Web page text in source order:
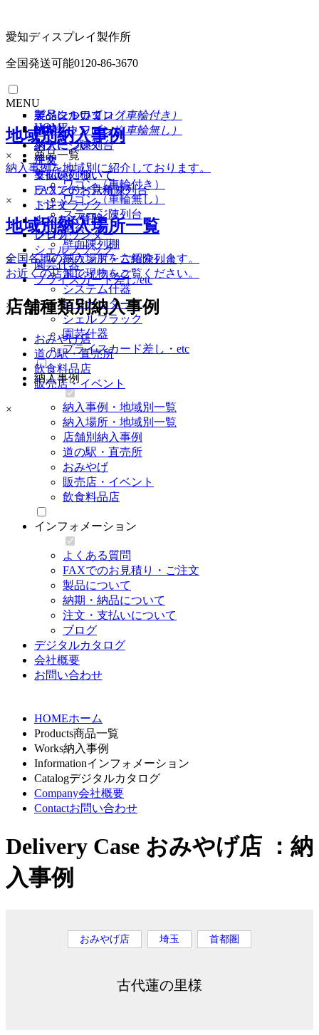
愛知ディスプレイ製作所
全国発送可能0120-86-3670
MENU
HOME
商品一覧
ワゴン（車輪付き）
ワゴン（車輪無し）
ステージ陳列台
平台
壁面陳列棚
ラウンド・六角陳列台
トレイラック
システム什器
レジカンター
シェルフラック
園芸什器
プライスカード差し・etc
納入事例
納入事例・地域別一覧
納入場所・地域別一覧
店舗別納入事例
道の駅・直売所
おみやげ
販売店・イベント
飲食料品店
インフォメーション
よくある質問
FAXでのお見積り・ご注文
製品について
納期・納品について
注文・支払いについて
ブログ
デジタルカタログ
会社概要
お問い合わせ
HOMEホーム
Products商品一覧
Works納入事例
Informationインフォメーション
Catalogデジタルカタログ
Company会社概要
Contactお問い合わせ
Delivery Case おみやげ店 ：納
入事例
おみやげ店 埼玉 首都圏
古代蓮の里様
イベントワゴン（車輪付き）
イベントワゴン（車輪無し）
ステージ陳列台
平台
壁面陳列棚
ラウンド・六角陳列台
トレイラック
システム什器
レジカウンター
シェルフラック
園芸什器
プライスカード差し/etc
×
地域別納入事例
納入事例を地域別に紹介しております。
地域別納入場所一覧
全国各地の納入場所をご紹介します。
お近くの店舗で現物をご覧ください。
店舗種類別納入事例
おみやげ店
道の駅・直売所
飲食料品店
販売店・イベント
×
製品について
納期
納入について
注文
支払いについて
×
製品について
納期
納入について
注文
支払いについて
FAXでのお見積り
ご注文
よくある質問
ブログ
×
デジタルカタログ
PDFダウンロード
×